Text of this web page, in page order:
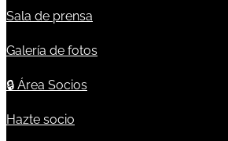
Sala de prensa
Galería de fotos
🔒 Área Socios
Hazte socio